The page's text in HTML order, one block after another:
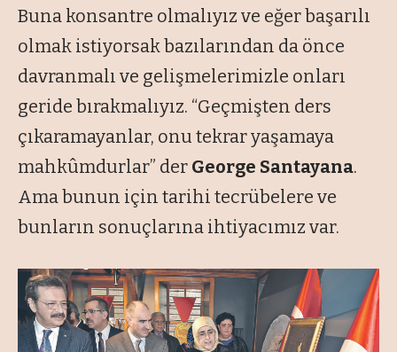
Buna konsantre olmalıyız ve eğer başarılı
olmak istiyorsak bazılarından da önce
davranmalı ve gelişmelerimizle onları
geride bırakmalıyız. “Geçmişten ders
çıkaramayanlar, onu tekrar yaşamaya
mahkûmdurlar” der George Santayana.
Ama bunun için tarihi tecrübelere ve
bunların sonuçlarına ihtiyacımız var.